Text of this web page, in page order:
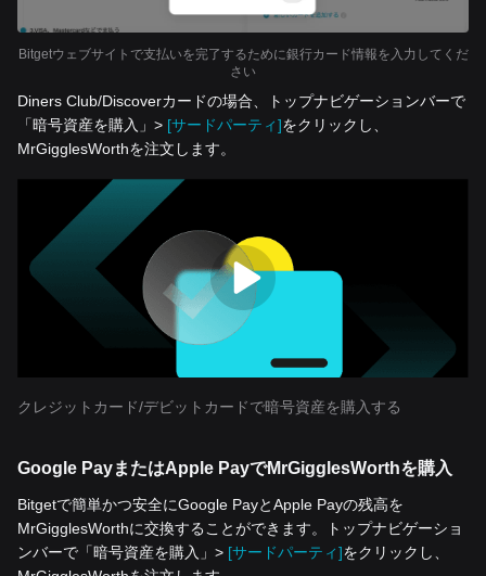
Bitgetウェブサイトで支払いを完了するために銀行カード情報を入力してくだ
さい
Diners Club/Discoverカードの場合、トップナビゲーションバーで
「暗号資産を‌購入」> [サードパーティ]をクリックし、
MrGigglesWorthを注文します。
クレジットカード/デビットカードで暗号資産を購入する
Google PayまたはApple PayでMrGigglesWorthを購入
Bitgetで簡単かつ安全にGoogle PayとApple Payの残高を
MrGigglesWorthに交換することができます。トップナビゲーショ
ンバーで「暗号資産を‌購入」> [サードパーティ]をクリックし、